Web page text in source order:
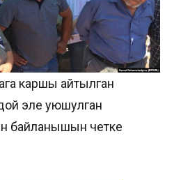
каршы айтылган
эле уюшулган
байланышын четке